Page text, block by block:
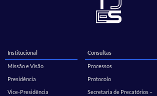
Institucional
Missão e Visão
Presidência
Vice-Presidência
Consultas
Processos
Protocolo
Secretaria de Precatórios –